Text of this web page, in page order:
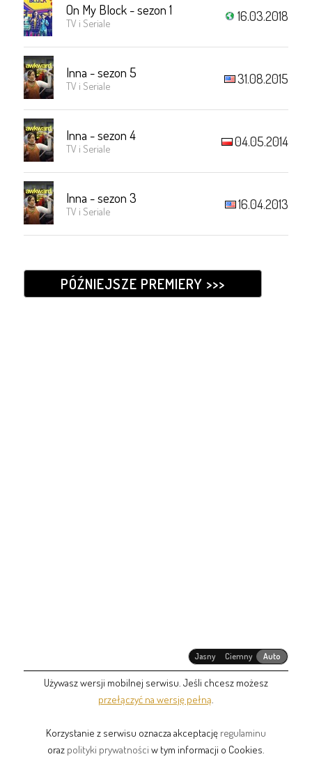
On My Block - sezon 1
TV i Seriale 16.03.2018
Inna - sezon 5
TV i Seriale 31.08.2015
Inna - sezon 4
TV i Seriale 04.05.2014
Inna - sezon 3
TV i Seriale 16.04.2013
PÓŹNIEJSZE PREMIERY >>>
Jasny Ciemny Auto
Używasz wersji mobilnej serwisu. Jeśli chcesz możesz
przełączyć na wersję pełną
Korzystanie z serwisu oznacza akceptację regulaminu
oraz polityki prywatności w tym informacji o Cookies.